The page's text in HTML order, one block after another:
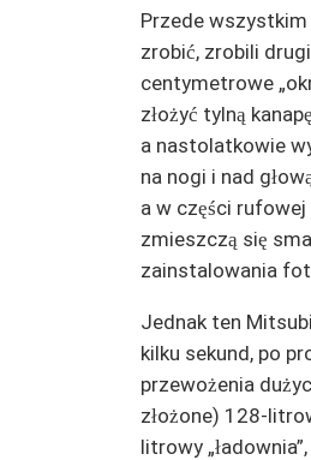
Przede wszystkim
zrobić, zrobili
centymetrowe
złożyć tylną
a nastolatkowie
na nogi i nad
a w części
zmieszczą się
zainstalowania
Jednak ten
kilku sekund, po
przewożenia
złożone) 128-
litrowy